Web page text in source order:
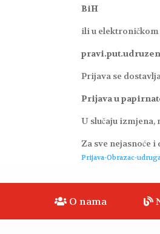
BiH
ili u
Prijava se
Prijava u
U slučaju
Za sve nejasnoće
Prijava-Obrazac-
O nama